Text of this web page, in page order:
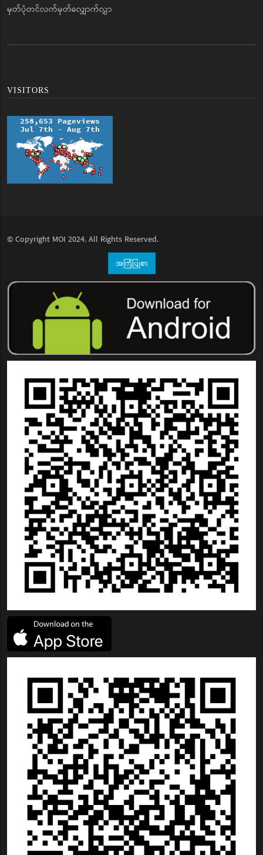
မှတ်ပုံတင်လက်မှတ်လျှောက်လွှာ
VISITORS
© Copyright MOI 2024. All Rights Reserved.
အကြံပြုစာ